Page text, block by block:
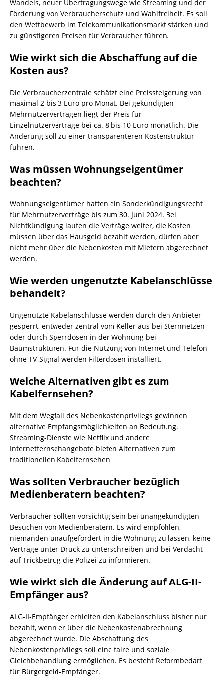
Wandels, neuer Übertragungswege wie Streaming und der
Förderung von Verbraucherschutz und Wahlfreiheit. Es soll
den Wettbewerb im Telekommunikationsmarkt stärken und
zu günstigeren Preisen für Verbraucher führen.
Wie wirkt sich die Abschaffung auf die
Kosten aus?
Die Verbraucherzentrale schätzt eine Preissteigerung von
maximal 2 bis 3 Euro pro Monat. Bei gekündigten
Mehrnutzerverträgen liegt der Preis für
Einzelnutzerverträge bei ca. 8 bis 10 Euro monatlich. Die
Änderung soll zu einer transparenteren Kostenstruktur
führen.
Was müssen Wohnungseigentümer
beachten?
Wohnungseigentümer hatten ein Sonderkündigungsrecht
für Mehrnutzerverträge bis zum 30. Juni 2024. Bei
Nichtkündigung laufen die Verträge weiter, die Kosten
müssen über das Hausgeld bezahlt werden, dürfen aber
nicht mehr über die Nebenkosten mit Mietern abgerechnet
werden.
Wie werden ungenutzte Kabelanschlüsse
behandelt?
Ungenutzte Kabelanschlüsse werden durch den Anbieter
gesperrt, entweder zentral vom Keller aus bei Sternnetzen
oder durch Sperrdosen in der Wohnung bei
Baumstrukturen. Für die Nutzung von Internet und Telefon
ohne TV-Signal werden Filterdosen installiert.
Welche Alternativen gibt es zum
Kabelfernsehen?
Mit dem Wegfall des Nebenkostenprivilegs gewinnen
alternative Empfangsmöglichkeiten an Bedeutung.
Streaming-Dienste wie Netflix und andere
Internetfernsehangebote bieten Alternativen zum
traditionellen Kabelfernsehen.
Was sollten Verbraucher bezüglich
Medienberatern beachten?
Verbraucher sollten vorsichtig sein bei unangekündigten
Besuchen von Medienberatern. Es wird empfohlen,
niemanden unaufgefordert in die Wohnung zu lassen, keine
Verträge unter Druck zu unterschreiben und bei Verdacht
auf Trickbetrug die Polizei zu informieren.
Wie wirkt sich die Änderung auf ALG-II-
Empfänger aus?
ALG-II-Empfänger erhielten den Kabelanschluss bisher nur
bezahlt, wenn er über die Nebenkostenabrechnung
abgerechnet wurde. Die Abschaffung des
Nebenkostenprivilegs soll eine faire und soziale
Gleichbehandlung ermöglichen. Es besteht Reformbedarf
für Bürgergeld-Empfänger.